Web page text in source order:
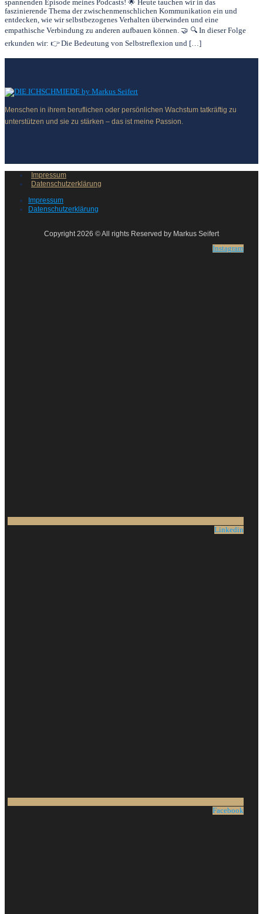
spannenden Episode meines Podcasts! 🌟 Heute tauchen wir in das
faszinierende Thema der zwischenmenschlichen Kommunikation ein und
entdecken, wie wir selbstbezogenes Verhalten überwinden und eine
empathische Verbindung zu anderen aufbauen können. 🤝 🔍 In dieser Folge
erkunden wir: 👉 Die Bedeutung von Selbstreflexion und […]
Menschen in ihrem beruflichen oder persönlichen Wachstum tatkräftig zu
unterstützen und sie zu stärken – das ist meine Passion.
Impressum
Datenschutzerklärung
Impressum
Datenschutzerklärung
Copyright 2026 © All rights Reserved by Markus Seifert
Instagram
Linkedin
Facebook